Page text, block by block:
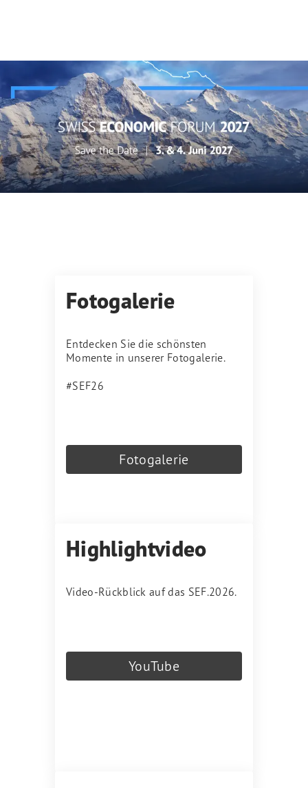
Fotogalerie
Entdecken Sie die schönsten
Momente in unserer Fotogalerie.
#SEF26
Fotogalerie
Highlightvideo
Video-Rückblick auf das SEF.2026.
YouTube